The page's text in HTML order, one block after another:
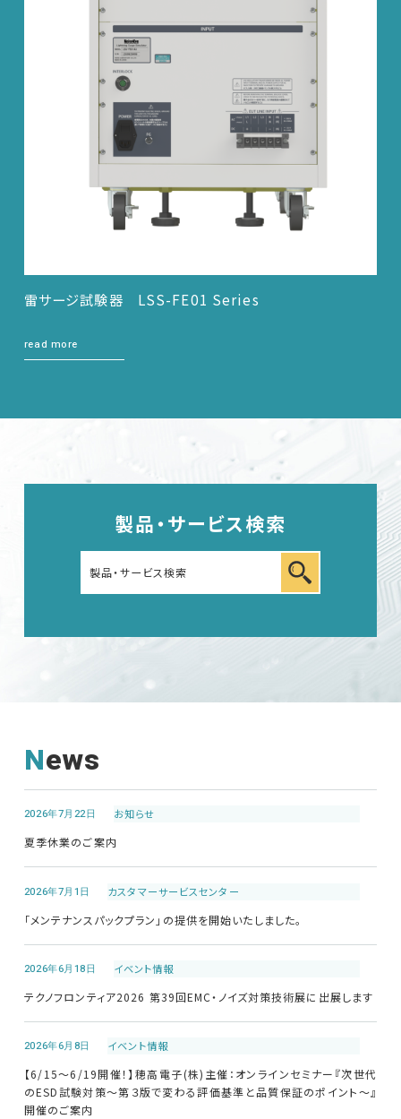
雷サージ試験器 LSS-FE01 Series
read more
製品・サービス検索
News
2026年7月22日 お知らせ
夏季休業のご案内
2026年7月1日 カスタマーサービスセンター
「メンテナンスパックプラン」の提供を開始いたしました。
2026年6月18日 イベント情報
テクノフロンティア2026 第39回EMC・ノイズ対策技術展に出展します
2026年6月8日 イベント情報
【6/15～6/19開催！】穂高電子(株)主催：オンラインセミナー『次世代
のESD試験対策～第３版で変わる評価基準と品質保証のポイント～』
開催のご案内